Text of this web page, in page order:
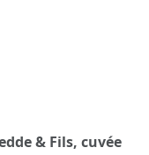
& Fils, cuvée